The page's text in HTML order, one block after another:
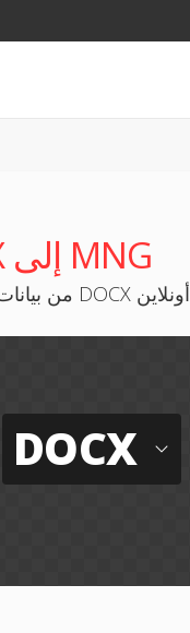
محول DOCX إلى MNG
أنشئ صورًا متحركة MNG من بيانات DOCX أونلاين
DOCX